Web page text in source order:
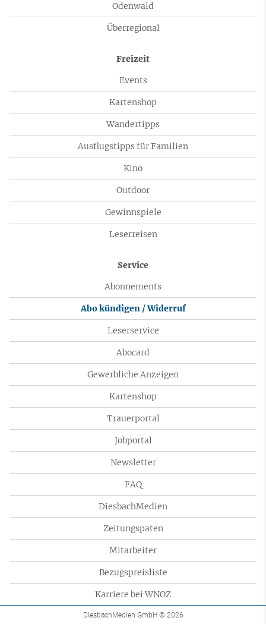
Odenwald
Überregional
Freizeit
Events
Kartenshop
Wandertipps
Ausflugstipps für Familien
Kino
Outdoor
Gewinnspiele
Leserreisen
Service
Abonnements
Abo kündigen / Widerruf
Leserservice
Abocard
Gewerbliche Anzeigen
Kartenshop
Trauerportal
Jobportal
Newsletter
FAQ
DiesbachMedien
Zeitungspaten
Mitarbeiter
Bezugspreisliste
Karriere bei WNOZ
DiesbachMedien GmbH © 2026